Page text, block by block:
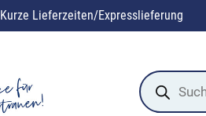
Kurze Lieferzeiten/Expresslieferung
Products
search